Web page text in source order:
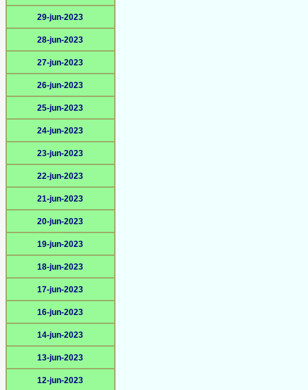
29-jun-2023
28-jun-2023
27-jun-2023
26-jun-2023
25-jun-2023
24-jun-2023
23-jun-2023
22-jun-2023
21-jun-2023
20-jun-2023
19-jun-2023
18-jun-2023
17-jun-2023
16-jun-2023
14-jun-2023
13-jun-2023
12-jun-2023